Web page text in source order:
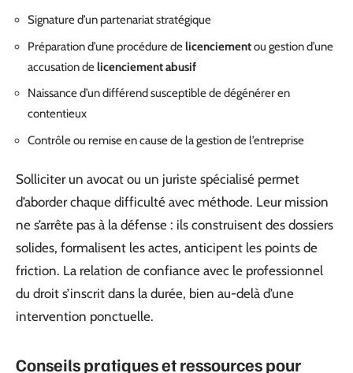
Signature d’un partenariat stratégique
Préparation d’une procédure de licenciementou gestion d’une
accusation de licenciement abusif
Naissance d’un différend susceptible de dégénérer en
contentieux
Contrôle ou remise en cause de la gestion de l’entreprise
Solliciter un avocat ou un juriste spécialisé permet
d’aborder chaque difficulté avec méthode. Leur mission
ne s’arrête pas à la défense : ils construisent des dossiers
solides, formalisent les actes, anticipent les points de
friction. La relation de confiance avec le professionnel
du droit s’inscrit dans la durée, bien au-delà d’une
intervention ponctuelle.
Conseils pratiques et ressources pour